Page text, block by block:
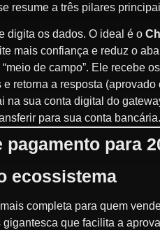
resume a três pilares
digita os dados. O ideal é o
mais confiança e reduz o
“meio de campo”. Ele recebe
retorna a resposta
na sua conta digital do
para sua conta bancária.
para
ecossistema
completa para quem
que facilita a